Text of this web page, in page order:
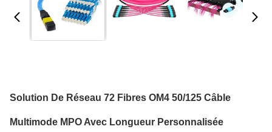
Solution De Réseau 72 Fibres OM4 50/125 Câble
Multimode MPO Avec Longueur Personnalisée